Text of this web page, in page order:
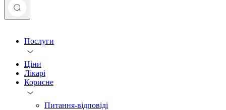
Послуги
Ціни
Лікарі
Корисне
Питання-відповіді